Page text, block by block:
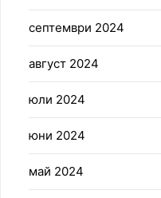
септември 2024
август 2024
юли 2024
юни 2024
май 2024